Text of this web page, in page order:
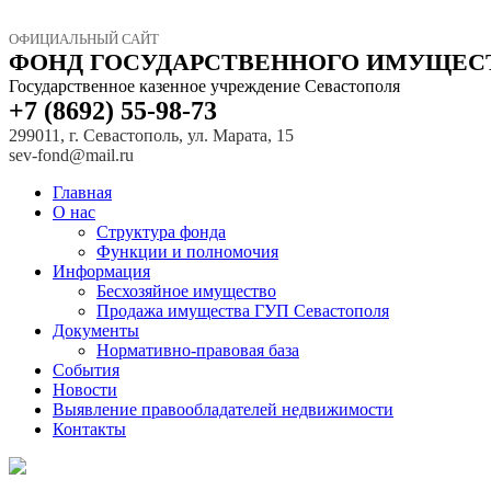
ОФИЦИАЛЬНЫЙ САЙТ
ФОНД ГОСУДАРСТВЕННОГО
Государственное казенное учреждение Севастополя
+7 (8692) 55-98-73
299011, г. Севастополь, ул. Марата, 15
sev-fond@mail.ru
Главная
О нас
Структура фонда
Функции и полномочия
Информация
Бесхозяйное имущество
Продажа имущества ГУП Севастополя
Документы
Нормативно-правовая база
События
Новости
Выявление правообладателей недвижимости
Контакты